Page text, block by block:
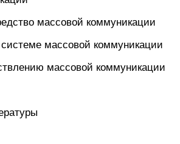
массовой коммуникации
массовой коммуникации
массовой коммуникации